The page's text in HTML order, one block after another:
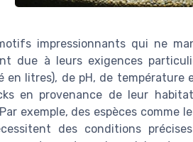
impressionnants qui ne
due à leurs exigences
litres), de pH, de température
en provenance de leur
exemple, des espèces comme
des conditions